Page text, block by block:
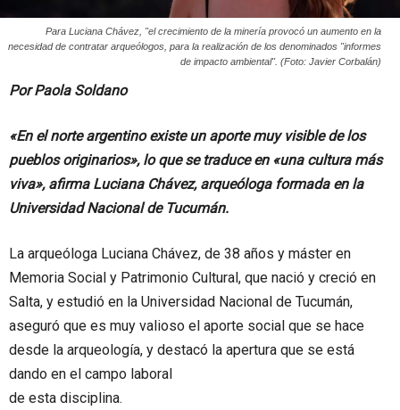
Para Luciana Chávez, "el crecimiento de la minería provocó un aumento en la
necesidad de contratar arqueólogos, para la realización de los denominados "informes
de impacto ambiental". (Foto: Javier Corbalán)
Por Paola Soldano
«En el norte argentino existe un aporte muy visible de los
pueblos originarios», lo que se traduce en «una cultura más
viva», afirma Luciana Chávez, arqueóloga formada en la
Universidad Nacional de Tucumán.
La arqueóloga Luciana Chávez, de 38 años y máster en
Memoria Social y Patrimonio Cultural, que nació y creció en
Salta, y estudió en la Universidad Nacional de Tucumán,
aseguró que es muy valioso el aporte social que se hace
desde la arqueología, y destacó la apertura que se está
dando en el campo laboral
de esta disciplina.